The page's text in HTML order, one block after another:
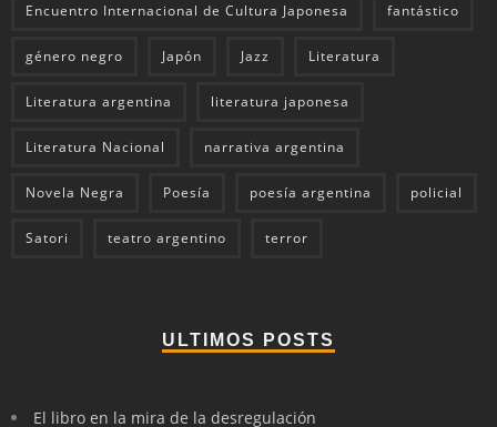
Encuentro Internacional de Cultura Japonesa fantástico
género negro Japón Jazz Literatura
Literatura argentina literatura japonesa
Literatura Nacional narrativa argentina
Novela Negra Poesía poesía argentina policial
Satori teatro argentino terror
ULTIMOS POSTS
El libro en la mira de la desregulación